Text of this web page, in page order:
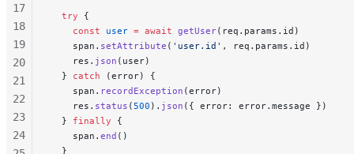
  try
{
    const
user = await getUser(req.params.id)
    span.
setAttribute ( 'user.id' , req.params.id)
    res.
json (user)
  }
catch (error) {
    span.
recordException (error)
    res.
status ( 500 ). json ({ error: error.message })
  }
finally {
    span.
end ()
  }
17
18
19
20
21
22
23
24